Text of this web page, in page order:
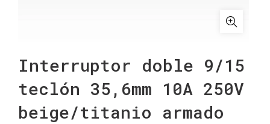
Interruptor doble 9/15
teclón 35,6mm 10A 250V
beige/titanio armado